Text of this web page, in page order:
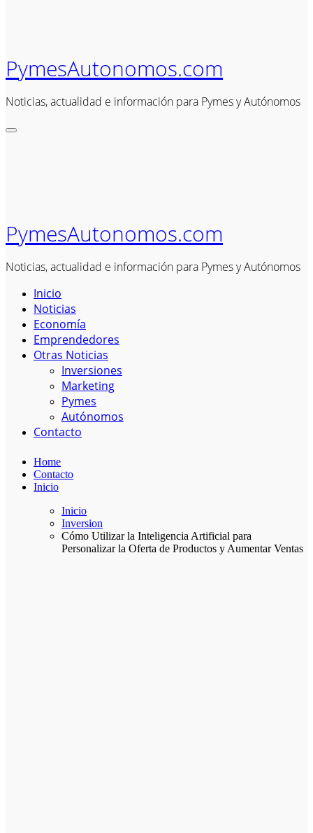
PymesAutonomos.com
Noticias, actualidad e información para Pymes y Autónomos
PymesAutonomos.com
Noticias, actualidad e información para Pymes y Autónomos
Inicio
Noticias
Economía
Emprendedores
Otras Noticias
Inversiones
Marketing
Pymes
Autónomos
Contacto
Home
Contacto
Inicio
Inicio
Inversion
Cómo Utilizar la Inteligencia Artificial para
Personalizar la Oferta de Productos y Aumentar Ventas